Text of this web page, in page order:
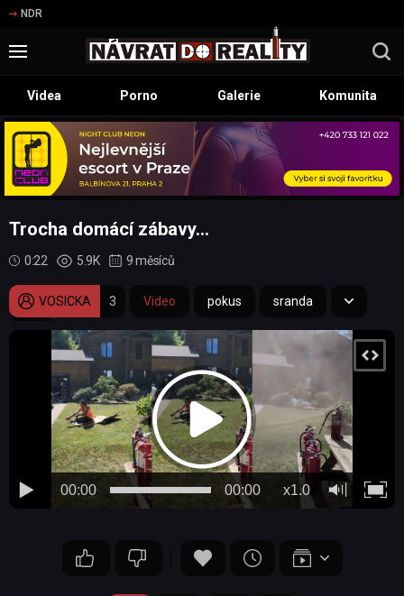
NDR
Videa Porno Galerie Komunita
Trocha domácí zábavy...
0:22 5.9K 9 měsíců
VOSICKA 3 Video pokus sranda
fail
00:00 x1.0
00:00